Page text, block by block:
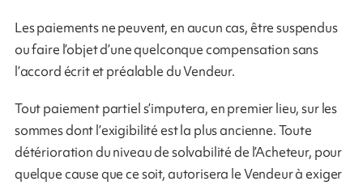
Les paiements ne peuvent, en aucun cas, être suspendus
ou faire l’objet d’une quelconque compensation sans
l’accord écrit et préalable du Vendeur.
Tout paiement partiel s’imputera, en premier lieu, sur les
sommes dont l’exigibilité est la plus ancienne. Toute
détérioration du niveau de solvabilité de l’Acheteur, pour
quelque cause que ce soit, autorisera le Vendeur à exiger